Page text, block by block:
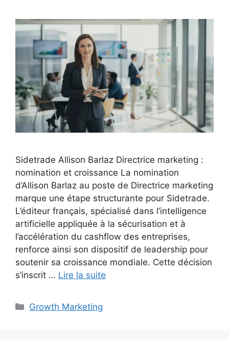
Sidetrade Allison Barlaz Directrice marketing :
nomination et croissance La nomination
d’Allison Barlaz au poste de Directrice marketing
marque une étape structurante pour Sidetrade.
L’éditeur français, spécialisé dans l’intelligence
artificielle appliquée à la sécurisation et à
l’accélération du cashflow des entreprises,
renforce ainsi son dispositif de leadership pour
soutenir sa croissance mondiale. Cette décision
s’inscrit … Lire la suite
Catégories
Growth Marketing